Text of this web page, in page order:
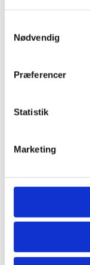
Nødvendig
Præferencer
Statistik
Marketing
Vores
snavs og
effektiv
fuger.